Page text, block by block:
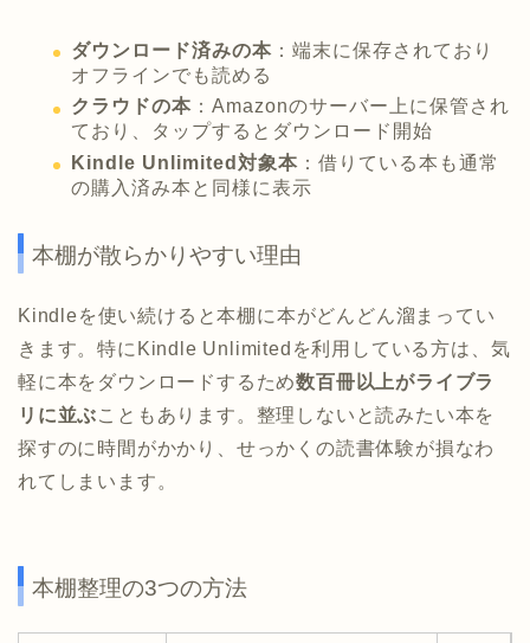
ダウンロード済みの本 ：端末に保存されており
オフラインでも読める
クラウドの本 ：Amazonのサーバー上に保管され
ており、タップするとダウンロード開始
Kindle Unlimited対象本 ：借りている本も通常
の購入済み本と同様に表示
本棚が散らかりやすい理由
Kindleを使い続けると本棚に本がどんどん溜まってい
きます。特にKindle Unlimitedを利用している方は、気
軽に本をダウンロードするため数百冊以上がライブラ
リに並ぶこともあります。整理しないと読みたい本を
探すのに時間がかかり、せっかくの読書体験が損なわ
れてしまいます。
本棚整理の3つの方法